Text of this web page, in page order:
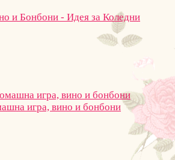
и Бонбони - Идея за Коледни
игра, вино и бонбони